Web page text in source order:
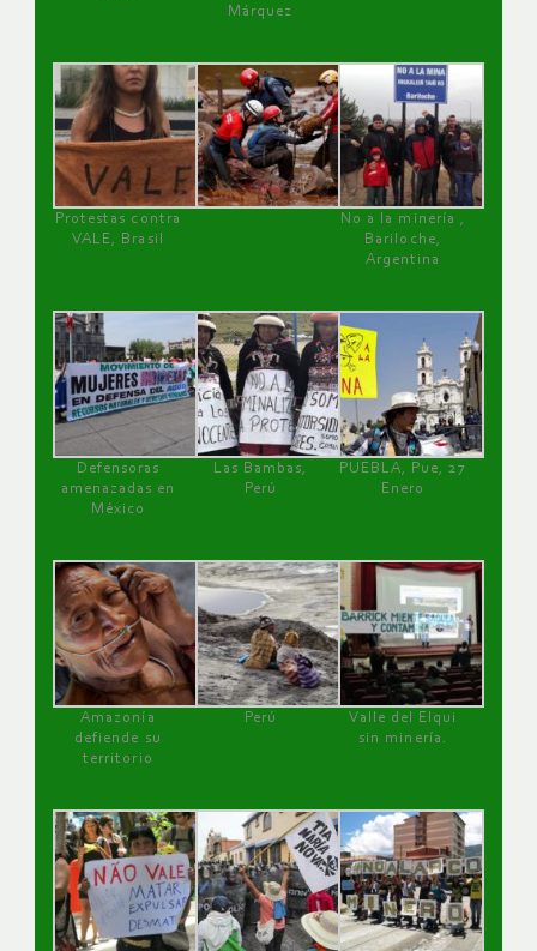
Márquez
Protestas contra
VALE, Brasil
No a la minería ,
Bariloche,
Argentina
Defensoras
amenazadas en
México
Las Bambas,
Perú
PUEBLA, Pue, 27
Enero
Amazonía
defiende su
territorio
Perú
Valle del Elqui
sin minería.